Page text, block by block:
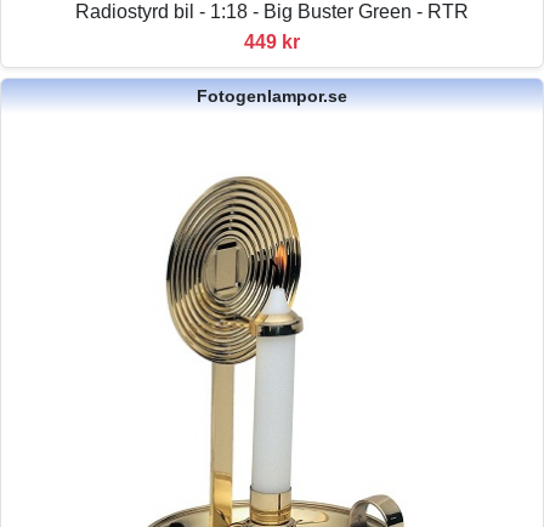
Radiostyrd bil - 1:18 - Big Buster Green - RTR
449 kr
Fotogenlampor.se